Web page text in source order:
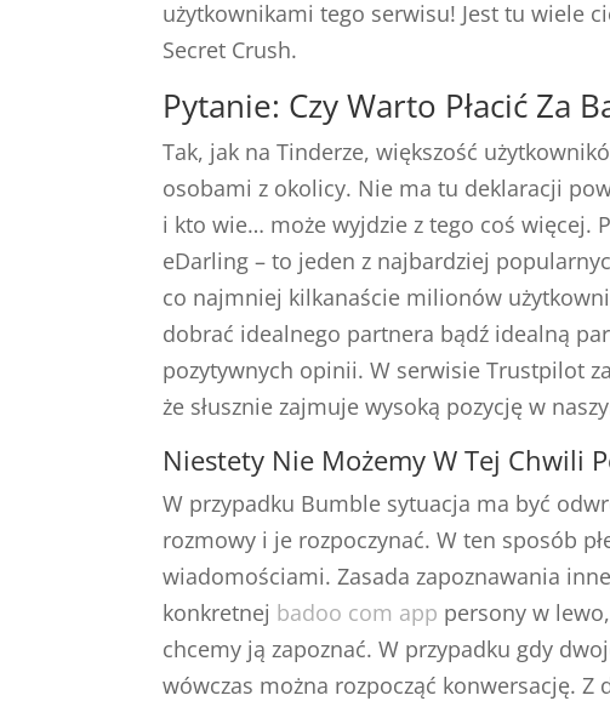
użytkownikami tego serwisu! Jest tu wiele
Secret Crush.
Pytanie: Czy Warto Płacić Za
Tak, jak na Tinderze, większość
osobami z okolicy. Nie ma tu deklaracji
i kto wie… może wyjdzie z tego coś więcej.
eDarling – to jeden z najbardziej
co najmniej kilkanaście milionów
dobrać idealnego partnera bądź idealną
pozytywnych opinii. W serwisie Trustpilot
że słusznie zajmuje wysoką pozycję w
Niestety Nie Możemy W Tej Chwili
W przypadku Bumble sytuacja ma być
rozmowy i je rozpoczynać. W ten sposób
wiadomościami. Zasada zapoznawania
konkretnej badoo com app persony w
chcemy ją zapoznać. W przypadku gdy
wówczas można rozpocząć konwersację.